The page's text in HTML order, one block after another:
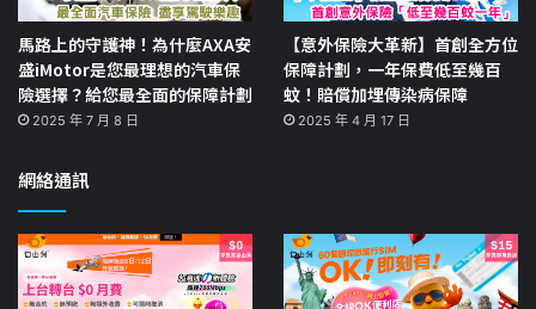
馬路上的守護神！為什麼AXA安
盛iMotor是您最理想的汽車保
險選擇？給您最全面的保障計劃
2025 年 7 月 8 日
【意外保險大革新】首創全方位
保障計劃，一年保費低至幾百
蚊！賠償加埋傳染病保障
2025 年 4 月 17 日
網絡通訊